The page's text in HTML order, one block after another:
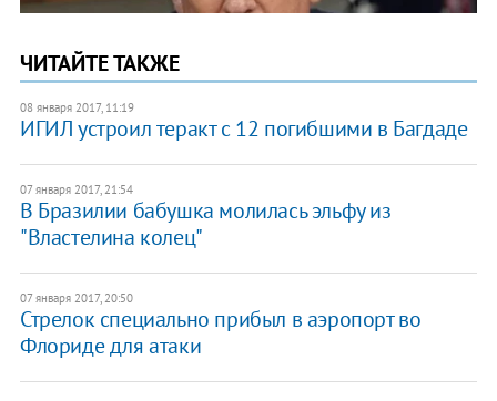
ЧИТАЙТЕ ТАКЖЕ
08 января 2017, 11:19
ИГИЛ устроил теракт с 12 погибшими в Багдаде
07 января 2017, 21:54
В Бразилии бабушка молилась эльфу из
"Властелина колец"
07 января 2017, 20:50
Стрелок специально прибыл в аэропорт во
Флориде для атаки